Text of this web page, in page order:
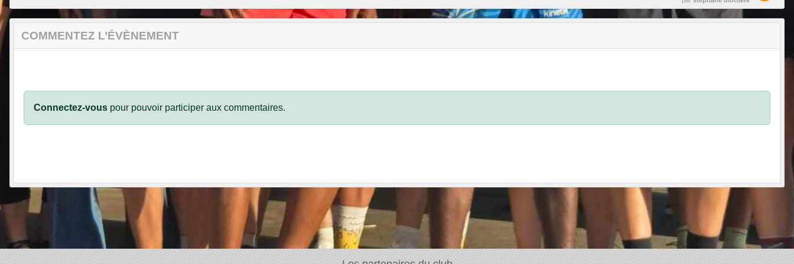
COMMENTEZ L’ÉVÈNEMENT
Connectez-vous pour pouvoir participer aux commentaires.